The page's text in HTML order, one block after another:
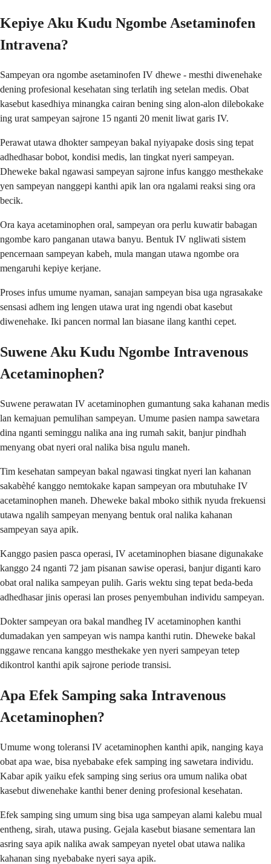
Kepiye Aku Kudu Ngombe Asetaminofen
Intravena?
Sampeyan ora ngombe asetaminofen IV dhewe - mesthi diwenehake
dening profesional kesehatan sing terlatih ing setelan medis. Obat
kasebut kasedhiya minangka cairan bening sing alon-alon dilebokake
ing urat sampeyan sajrone 15 nganti 20 menit liwat garis IV.
Perawat utawa dhokter sampeyan bakal nyiyapake dosis sing tepat
adhedhasar bobot, kondisi medis, lan tingkat nyeri sampeyan.
Dheweke bakal ngawasi sampeyan sajrone infus kanggo mesthekake
yen sampeyan nanggepi kanthi apik lan ora ngalami reaksi sing ora
becik.
Ora kaya acetaminophen oral, sampeyan ora perlu kuwatir babagan
ngombe karo panganan utawa banyu. Bentuk IV ngliwati sistem
pencernaan sampeyan kabeh, mula mangan utawa ngombe ora
mengaruhi kepiye kerjane.
Proses infus umume nyaman, sanajan sampeyan bisa uga ngrasakake
sensasi adhem ing lengen utawa urat ing ngendi obat kasebut
diwenehake. Iki pancen normal lan biasane ilang kanthi cepet.
Suwene Aku Kudu Ngombe Intravenous
Acetaminophen?
Suwene perawatan IV acetaminophen gumantung saka kahanan medis
lan kemajuan pemulihan sampeyan. Umume pasien nampa sawetara
dina nganti seminggu nalika ana ing rumah sakit, banjur pindhah
menyang obat nyeri oral nalika bisa ngulu maneh.
Tim kesehatan sampeyan bakal ngawasi tingkat nyeri lan kahanan
sakabèhé kanggo nemtokake kapan sampeyan ora mbutuhake IV
acetaminophen maneh. Dheweke bakal mboko sithik nyuda frekuensi
utawa ngalih sampeyan menyang bentuk oral nalika kahanan
sampeyan saya apik.
Kanggo pasien pasca operasi, IV acetaminophen biasane digunakake
kanggo 24 nganti 72 jam pisanan sawise operasi, banjur diganti karo
obat oral nalika sampeyan pulih. Garis wektu sing tepat beda-beda
adhedhasar jinis operasi lan proses penyembuhan individu sampeyan.
Dokter sampeyan ora bakal mandheg IV acetaminophen kanthi
dumadakan yen sampeyan wis nampa kanthi rutin. Dheweke bakal
nggawe rencana kanggo mesthekake yen nyeri sampeyan tetep
dikontrol kanthi apik sajrone periode transisi.
Apa Efek Samping saka Intravenous
Acetaminophen?
Umume wong toleransi IV acetaminophen kanthi apik, nanging kaya
obat apa wae, bisa nyebabake efek samping ing sawetara individu.
Kabar apik yaiku efek samping sing serius ora umum nalika obat
kasebut diwenehake kanthi bener dening profesional kesehatan.
Efek samping sing umum sing bisa uga sampeyan alami kalebu mual
entheng, sirah, utawa pusing. Gejala kasebut biasane sementara lan
asring saya apik nalika awak sampeyan nyetel obat utawa nalika
kahanan sing nyebabake nyeri saya apik.